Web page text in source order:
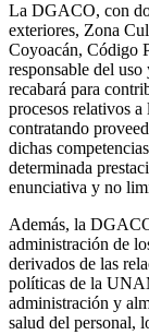
La DGACO, con
exteriores, Zona
Coyoacán, Código
responsable del
recabará para
procesos relativos
contratando
dichas
determinada
enunciativa y no
Además, la
administración de
derivados de las
políticas de la
administración y
salud del personal,